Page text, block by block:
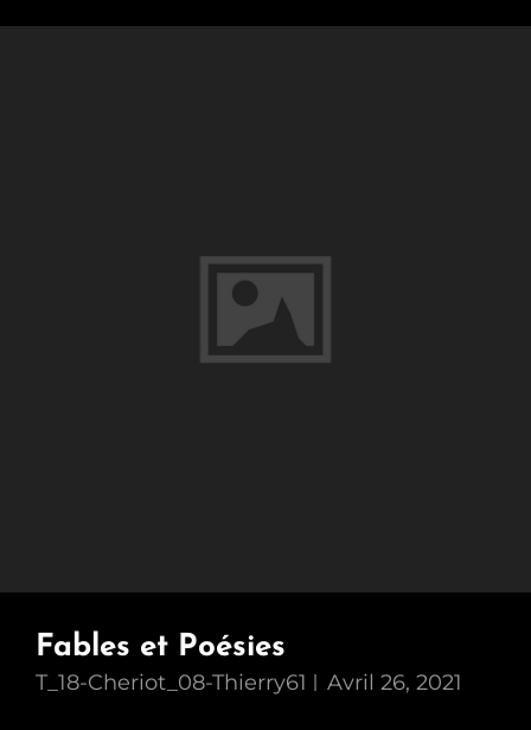
Fables et Poésies
T_18-Cheriot_08-Thierry61 Avril 26, 2021